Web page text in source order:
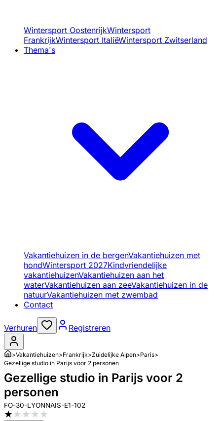
Wintersport OostenrijkWintersport
FrankrijkWintersport ItaliëWintersport Zwitserland
Thema's
Vakantiehuizen in de bergenVakantiehuizen met
hondWintersport 2027Kindvriendelijke
vakantiehuizenVakantiehuizen aan het
waterVakantiehuizen aan zeeVakantiehuizen in de
natuurVakantiehuizen met zwembad
Contact
Verhuren Registreren
>Vakantiehuizen>Frankrijk>Zuidelijke Alpen>Paris>
Gezellige studio in Parijs voor 2 personen
Gezellige studio in Parijs voor 2
personen
FO-30-LYONNAIS-E1-102
★★★★★